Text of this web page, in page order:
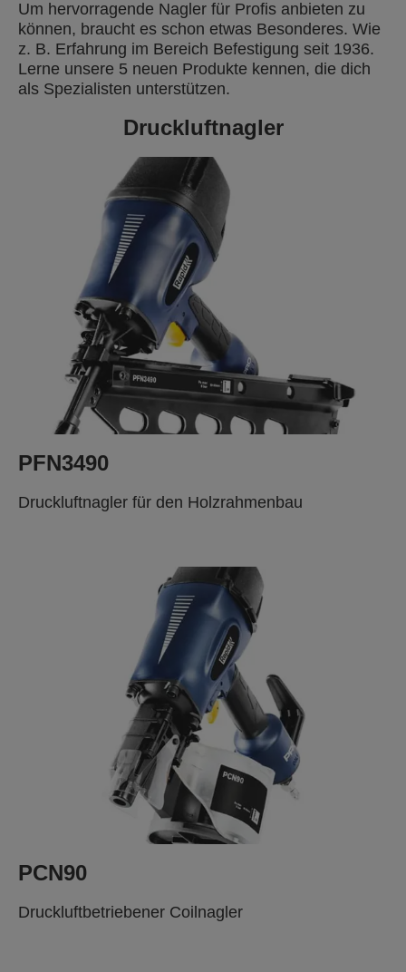
Um hervorragende Nagler für Profis anbieten zu
können, braucht es schon etwas Besonderes. Wie
z. B. Erfahrung im Bereich Befestigung seit 1936.
Lerne unsere 5 neuen Produkte kennen, die dich
als Spezialisten unterstützen.
Druckluftnagler
PFN3490
Druckluftnagler für den Holzrahmenbau
PCN90
Druckluftbetriebener Coilnagler